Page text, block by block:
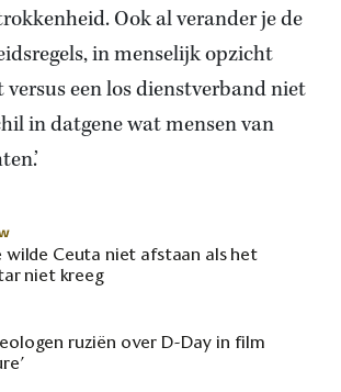
Ook al verander je de
in menselijk opzicht
versus een los dienstverband niet
in datgene wat mensen van
wilde Ceuta niet afstaan als het
niet kreeg
ruziën over D-Day in film